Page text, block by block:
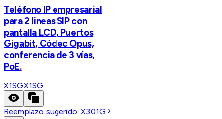
Teléfono IP empresarial
para 2 lineas SIP con
pantalla LCD, Puertos
Gigabit, Códec Opus,
conferencia de 3 vías,
PoE.
X1SGX1SG
Reemplazo sugerido:X301G